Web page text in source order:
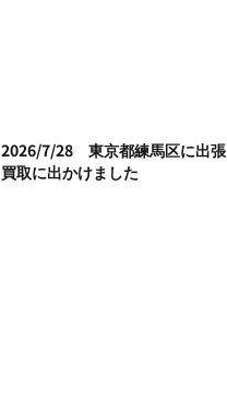
2026/7/28 東京都練馬区に出張
買取に出かけました